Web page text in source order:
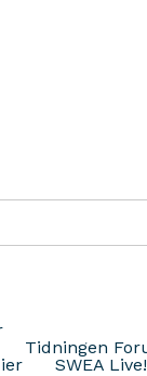
Tidningen
SWEA Live!